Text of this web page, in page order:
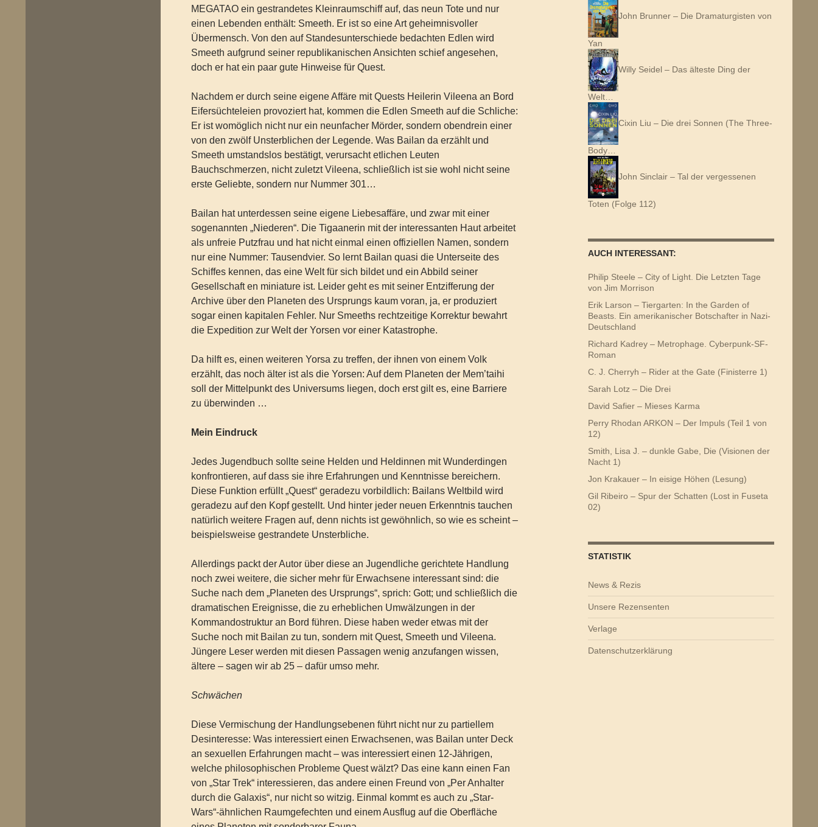
MEGATAO ein gestrandetes Kleinraumschiff auf, das neun Tote und nur
einen Lebenden enthält: Smeeth. Er ist so eine Art geheimnisvoller
Übermensch. Von den auf Standesunterschiede bedachten Edlen wird
Smeeth aufgrund seiner republikanischen Ansichten schief angesehen,
doch er hat ein paar gute Hinweise für Quest.
Nachdem er durch seine eigene Affäre mit Quests Heilerin Vileena an Bord
Eifersüchteleien provoziert hat, kommen die Edlen Smeeth auf die Schliche:
Er ist womöglich nicht nur ein neunfacher Mörder, sondern obendrein einer
von den zwölf Unsterblichen der Legende. Was Bailan da erzählt und
Smeeth umstandslos bestätigt, verursacht etlichen Leuten
Bauchschmerzen, nicht zuletzt Vileena, schließlich ist sie wohl nicht seine
erste Geliebte, sondern nur Nummer 301…
Bailan hat unterdessen seine eigene Liebesaffäre, und zwar mit einer
sogenannten „Niederen“. Die Tigaanerin mit der interessanten Haut arbeitet
als unfreie Putzfrau und hat nicht einmal einen offiziellen Namen, sondern
nur eine Nummer: Tausendvier. So lernt Bailan quasi die Unterseite des
Schiffes kennen, das eine Welt für sich bildet und ein Abbild seiner
Gesellschaft en miniature ist. Leider geht es mit seiner Entzifferung der
Archive über den Planeten des Ursprungs kaum voran, ja, er produziert
sogar einen kapitalen Fehler. Nur Smeeths rechtzeitige Korrektur bewahrt
die Expedition zur Welt der Yorsen vor einer Katastrophe.
Da hilft es, einen weiteren Yorsa zu treffen, der ihnen von einem Volk
erzählt, das noch älter ist als die Yorsen: Auf dem Planeten der Mem’taihi
soll der Mittelpunkt des Universums liegen, doch erst gilt es, eine Barriere
zu überwinden …
Mein Eindruck
Jedes Jugendbuch sollte seine Helden und Heldinnen mit Wunderdingen
konfrontieren, auf dass sie ihre Erfahrungen und Kenntnisse bereichern.
Diese Funktion erfüllt „Quest“ geradezu vorbildlich: Bailans Weltbild wird
geradezu auf den Kopf gestellt. Und hinter jeder neuen Erkenntnis tauchen
natürlich weitere Fragen auf, denn nichts ist gewöhnlich, so wie es scheint –
beispielsweise gestrandete Unsterbliche.
Allerdings packt der Autor über diese an Jugendliche gerichtete Handlung
noch zwei weitere, die sicher mehr für Erwachsene interessant sind: die
Suche nach dem „Planeten des Ursprungs“, sprich: Gott; und schließlich die
dramatischen Ereignisse, die zu erheblichen Umwälzungen in der
Kommandostruktur an Bord führen. Diese haben weder etwas mit der
Suche noch mit Bailan zu tun, sondern mit Quest, Smeeth und Vileena.
Jüngere Leser werden mit diesen Passagen wenig anzufangen wissen,
ältere – sagen wir ab 25 – dafür umso mehr.
Schwächen
Diese Vermischung der Handlungsebenen führt nicht nur zu partiellem
Desinteresse: Was interessiert einen Erwachsenen, was Bailan unter Deck
an sexuellen Erfahrungen macht – was interessiert einen 12-Jährigen,
welche philosophischen Probleme Quest wälzt? Das eine kann einen Fan
von „Star Trek“ interessieren, das andere einen Freund von „Per Anhalter
durch die Galaxis“, nur nicht so witzig. Einmal kommt es auch zu „Star-
Wars“-ähnlichen Raumgefechten und einem Ausflug auf die Oberfläche
John Brunner – Die Dramaturgisten von
Yan
Willy Seidel – Das älteste Ding der
Welt…
Cixin Liu – Die drei Sonnen (The Three-
Body…
John Sinclair – Tal der vergessenen
Toten (Folge 112)
AUCH INTERESSANT:
Philip Steele – City of Light. Die Letzten Tage
von Jim Morrison
Erik Larson – Tiergarten: In the Garden of
Beasts. Ein amerikanischer Botschafter in Nazi-
Deutschland
Richard Kadrey – Metrophage. Cyberpunk-SF-
Roman
C. J. Cherryh – Rider at the Gate (Finisterre 1)
Sarah Lotz – Die Drei
David Safier – Mieses Karma
Perry Rhodan ARKON – Der Impuls (Teil 1 von
12)
Smith, Lisa J. – dunkle Gabe, Die (Visionen der
Nacht 1)
Jon Krakauer – In eisige Höhen (Lesung)
Gil Ribeiro – Spur der Schatten (Lost in Fuseta
02)
STATISTIK
News & Rezis
Unsere Rezensenten
Verlage
Datenschutzerklärung